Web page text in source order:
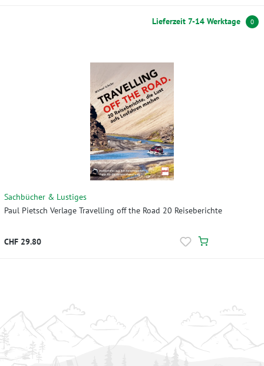
Lieferzeit 7-14 Werktage 0
Sachbücher & Lustiges
Paul Pietsch Verlage Travelling off the Road 20 Reiseberichte
CHF 29.80